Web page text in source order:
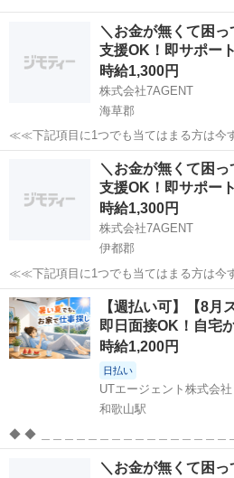
＼お金が無くて困
支援OK！即サポ
時給1,300円
株式会社7AGENT
海草郡
≪≪下記項目に1つでも当てはまる方は
ちのお金がほとんど無い ②今日泊まる寝
る、止まりそう ④今スグ働きたい ⑤いっぱい稼ぎた
コーディネータ...
海草郡 倉庫 生活支援
＼お金が無くて困
支援OK！即サポ
時給1,300円
株式会社7AGENT
伊都郡
≪≪下記項目に1つでも当てはまる方は
ちのお金がほとんど無い ②今日泊まる寝
る、止まりそう ④今スグ働きたい ⑤いっぱい稼ぎた
コーディネータ...
和歌山 伊都郡 倉庫 生活支援
【週払い可】【8月
即日面接OK！自宅
時給1,200円
日払い
UTエージェント株式会
和歌山駅
◆ ◆ ＿＿＿＿＿＿＿＿＿＿＿＿＿＿＿＿＿＿＿ 1月スタート応援☆未
来を変えるチャンス！ 未来を変えたい、そこの君！ その一歩を踏み出
すなら、今がチャンス。 正社員デビュー
和歌山市 和歌山駅 倉庫
＼お金が無くて困